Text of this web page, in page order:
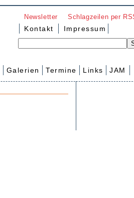
Newsletter Schlagzeilen per
Kontakt Impressum
Galerien Termine Links JAM